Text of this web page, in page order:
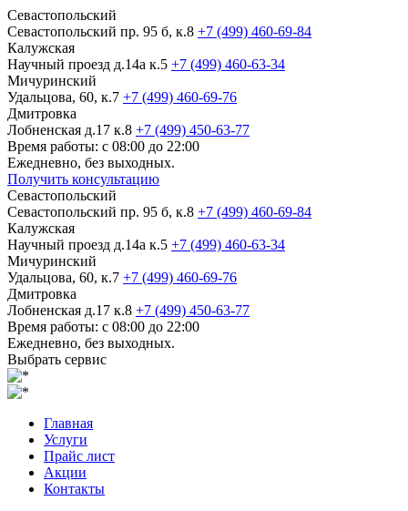
Севастопольский
Севастопольский пр. 95 б, к.8 +7 (499) 460-69-84
Калужская
Научный проезд д.14а к.5 +7 (499) 460-63-34
Мичуринский
Удальцова, 60, к.7 +7 (499) 460-69-76
Дмитровка
Лобненская д.17 к.8 +7 (499) 450-63-77
Время работы: с 08:00 до 22:00
Ежедневно, без выходных.
Получить консультацию
Севастопольский
Севастопольский пр. 95 б, к.8 +7 (499) 460-69-84
Калужская
Научный проезд д.14а к.5 +7 (499) 460-63-34
Мичуринский
Удальцова, 60, к.7 +7 (499) 460-69-76
Дмитровка
Лобненская д.17 к.8 +7 (499) 450-63-77
Время работы: с 08:00 до 22:00
Ежедневно, без выходных.
Выбрать сервис
Главная
Услуги
Прайс лист
Акции
Контакты